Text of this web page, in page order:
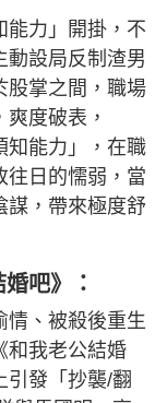
能力」開掛，不
動設局反制渣男
股掌之間，職場
爽度破表，
知能力」，在職
往日的懦弱，當
謀，帶來極度舒
吧》：
情、被殺後重生
和我老公結婚
引發「抄襲/翻